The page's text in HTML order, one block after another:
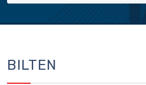
BILTEN